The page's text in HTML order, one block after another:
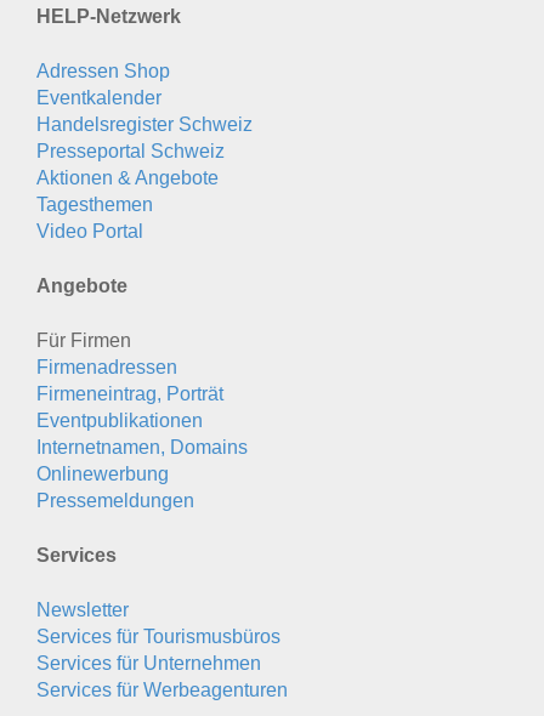
HELP-Netzwerk
Adressen Shop
Eventkalender
Handelsregister Schweiz
Presseportal Schweiz
Aktionen & Angebote
Tagesthemen
Video Portal
Angebote
Für Firmen
Firmenadressen
Firmeneintrag, Porträt
Eventpublikationen
Internetnamen, Domains
Onlinewerbung
Pressemeldungen
Services
Newsletter
Services für Tourismusbüros
Services für Unternehmen
Services für Werbeagenturen